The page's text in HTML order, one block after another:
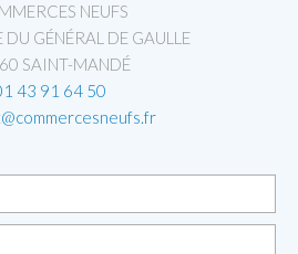
NEUFS
DU GÉNÉRAL DE GAULLE
SAINT-MANDÉ
43 91 64 50